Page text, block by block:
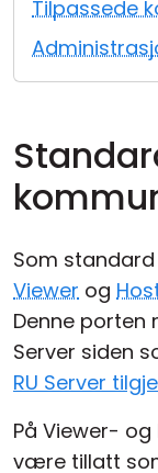
Tilpassede
Som standard
Viewer og
Denne
Server siden
RU Server
På Viewer-
være tillatt
Sky- og lokal